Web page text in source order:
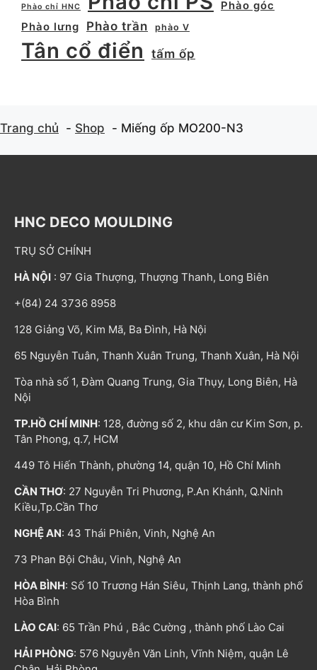
Phào chỉ HNC
Phào góc
Phào lưng
Phào trần phào V
Tân cổ điển tấm ốp
Trang chủ Shop Miếng ốp MO200-N3
HNC DECO MOULDING
TRỤ SỞ CHÍNH
HÀ NỘI : 97 Gia Thượng, Thượng Thanh, Long Biên
+(84) 24 3736 8958
128 Giảng Võ, Kim Mã, Ba Đình, Hà Nội
65 Nguyễn Tuân, Thanh Xuân Trung, Thanh Xuân, Hà Nội
Tòa nhà số 1, Đàm Quang Trung, Gia Thụy, Long Biên, Hà
Nội
TP.HỒ CHÍ MINH: 128, đường số 2, khu dân cư Kim Sơn, p.
Tân Phong, q.7, HCM
449 Tô Hiến Thành, phường 14, quận 10, Hồ Chí Minh
CẦN THƠ: 27 Nguyễn Tri Phương, P.An Khánh, Q.Ninh
Kiều,Tp.Cần Thơ
NGHỆ AN: 43 Thái Phiên, Vinh, Nghệ An
73 Phan Bội Châu, Vinh, Nghệ An
HÒA BÌNH: Số 10 Trương Hán Siêu, Thịnh Lang, thành phố
Hòa Bình
LÀO CAI: 65 Trần Phú , Bắc Cường , thành phố Lào Cai
HẢI PHÒNG: 576 Nguyễn Văn Linh, Vĩnh Niệm, quận Lê